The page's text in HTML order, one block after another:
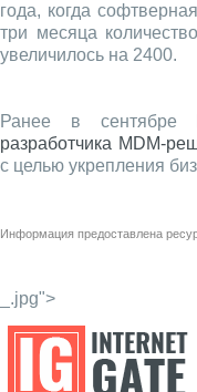
года, когда
три месяца
увеличилось на 2400.
Ранее в сентябре
разработчика MDM-
с целью укрепления
Информация предоставлена
_.jpg">